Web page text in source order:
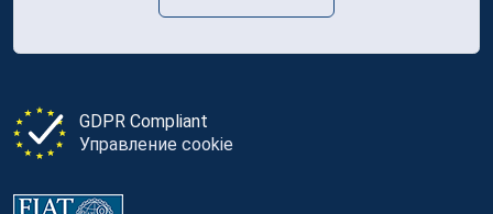
GDPR Compliant
Управление cookie